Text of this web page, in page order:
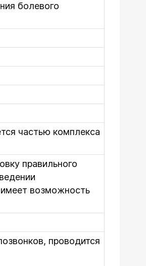
болевого
частью комплекса
правильного
имеет возможность
проводится